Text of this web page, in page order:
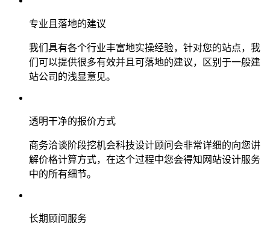
专业且落地的建议
我们具有各个行业丰富地实操经验，针对您的站点，我
们可以提供很多有效并且可落地的建议，区别于一般建
站公司的浅显意见。
透明干净的报价方式
商务洽谈阶段挖机会科技设计顾问会非常详细的向您讲
解价格计算方式，在这个过程中您会得知网站设计服务
中的所有细节。
长期顾问服务